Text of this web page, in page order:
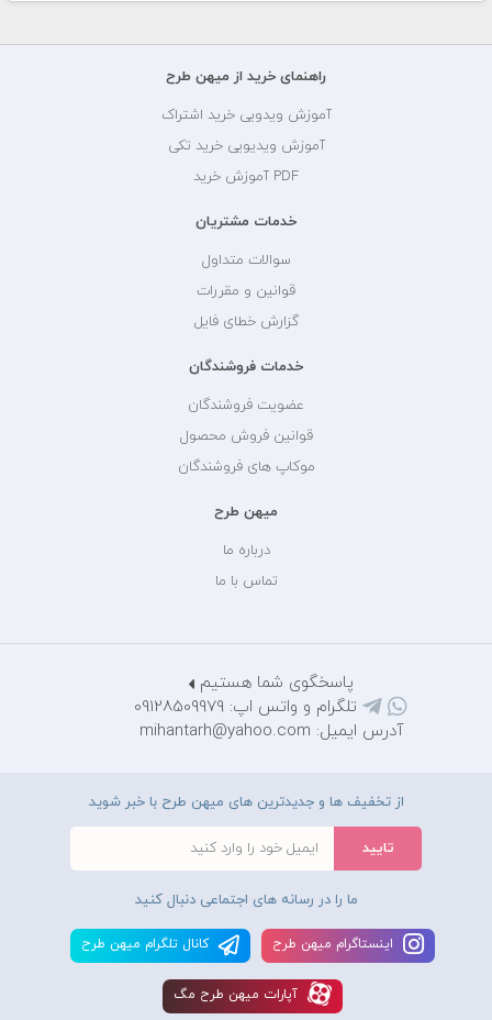
راهنمای خرید از میهن طرح
آموزش ویدویی خرید اشتراک
آموزش ویدیویی خرید تکی
PDF آموزش خرید
خدمات مشتریان
سوالات متداول
قوانین و مقررات
گزارش خطای فایل
خدمات فروشندگان
عضویت فروشندگان
قوانین فروش محصول
موکاپ های فروشندگان
میهن طرح
درباره ما
تماس با ما
پاسخگوی شما هستیم
تلگرام و واتس اپ: 09128509979
آدرس ایمیل: mihantarh@yahoo.com
از تخفیف ها و جدیدترین های میهن طرح با خبر شوید
ما را در رسانه های اجتماعی دنبال کنید
اينستاگرام ميهن طرح کانال تلگرام ميهن طرح
آپارات ميهن طرح مگ